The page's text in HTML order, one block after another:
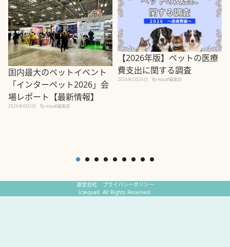
国内最大のペットイベント
「インターペット2026」会
場レポート【最新情報】
2026年4月2日 By equall編集部
【2026年版】ペットの医療
費支出に関する調査
2026年3月26日 By equall編集部
運営会社
プライバシーポリシー
(c)equall. All Rights Reserved.